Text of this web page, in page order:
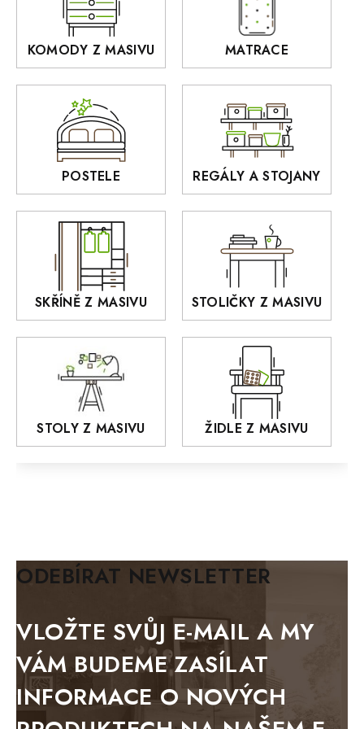
Stoličky a taburety z masivu
Police z masivu
Zrcadla
Sedací soupravy
Interiérové osvětlení
Rošty z masivu
Akce
AUSTIN
BELLUNO Elegante
GIALO
DEJA
OLD STYLE
KANSAS
RETRO
MONET
OSLO
MODERN loft
BIANCA
BLACK VELVET
BELLUNO grafite
WESTERN
BERLIN
KOMODY Z MASIVU MATRACE
POSTELE REGÁLY A STOJANY
SKŘÍNĚ Z MASIVU STOLIČKY Z MASIVU
STOLY Z MASIVU ŽIDLE Z MASIVU
ODEBÍRAT NEWSLETTER
VLOŽTE SVŮJ E-MAIL A MY
VÁM BUDEME ZASÍLAT
INFORMACE O NOVÝCH